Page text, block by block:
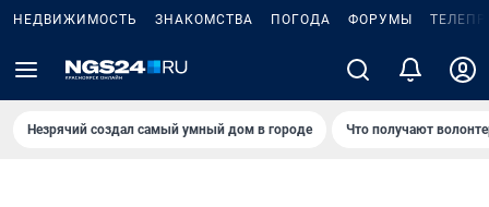
НЕДВИЖИМОСТЬ ЗНАКОМСТВА ПОГОДА ФОРУМЫ
Незрячий создал самый умный дом в городе Что получают